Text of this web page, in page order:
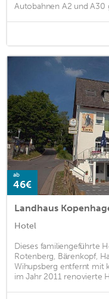
Autobahnen A2 und A30
ab
46€
Landhaus
Hotel
Dieses familiengeführte
Rotenberg, Bärenkopf,
Wihupsberg entfernt mit
im Jahr 2011 renovierte